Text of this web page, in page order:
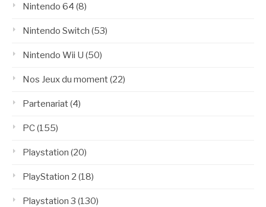
Nintendo 64 (8)
Nintendo Switch (53)
Nintendo Wii U (50)
Nos Jeux du moment(22)
Partenariat(4)
PC(155)
Playstation (20)
PlayStation 2 (18)
Playstation 3 (130)